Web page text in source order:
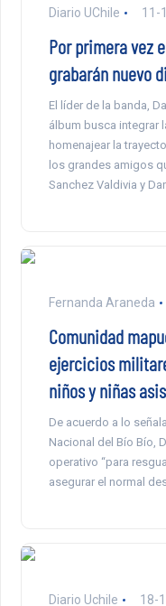
Diario UChile 11-
Por primera vez
grabarán nuevo
El líder de la banda,
álbum busca integrar
homenajear la
los grandes amigos
Sanchez Valdivia y
Fernanda Araneda
Comunidad
ejercicios
niños y niñas
De acuerdo a lo
Nacional del Bío Bío,
operativo “para
asegurar el normal
Diario Uchile 18-